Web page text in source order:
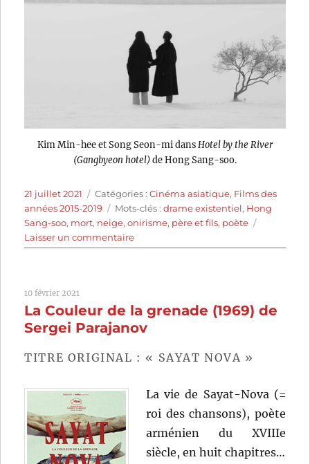
Kim Min-hee et Song Seon-mi dans Hotel by the River
(Gangbyeon hotel)de Hong Sang-soo.
Publié
le
21 juillet 2021 Catégories
Catégories :Cinéma asiatique, Films des
années 2015-2019
Étiquettes
Mots-clés :drame existentiel, Hong
Sang-soo, mort, neige,onirisme, père et fils, poète
Laisser un commentairesur
Hotel
(2018)
de
Sang-
10 février 2021
La Couleur de la grenade (1969) de
Sergei Parajanov
TITRE ORIGINAL : « SAYAT NOVA »
La vie de Sayat-Nova (=
roi des chansons), poète
arménien du XVIIIe
siècle, en huit chapitres…